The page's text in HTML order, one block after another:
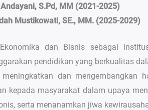
Andayani, S.Pd, MM (2021-2025)
Mustikowati, SE., MM. (2025-2029)
dan Bisnis sebagai
pendidikan yang berkualitas
meningkatkan dan mengembangkan
kepada masyarakat dalam upaya
serta menanamkan jiwa